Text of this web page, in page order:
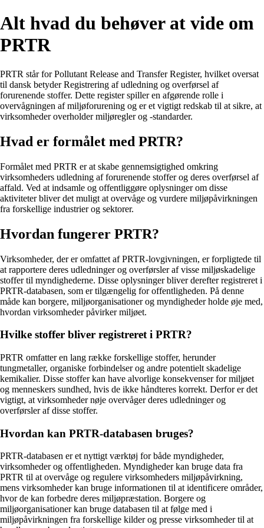
Alt hvad du behøver at vide om
PRTR
PRTR står for Pollutant Release and Transfer Register, hvilket oversat
til dansk betyder Registrering af udledning og overførsel af
forurenende stoffer. Dette register spiller en afgørende rolle i
overvågningen af miljøforurening og er et vigtigt redskab til at sikre, at
virksomheder overholder miljøregler og -standarder.
Hvad er formålet med PRTR?
Formålet med PRTR er at skabe gennemsigtighed omkring
virksomheders udledning af forurenende stoffer og deres overførsel af
affald. Ved at indsamle og offentliggøre oplysninger om disse
aktiviteter bliver det muligt at overvåge og vurdere miljøpåvirkningen
fra forskellige industrier og sektorer.
Hvordan fungerer PRTR?
Virksomheder, der er omfattet af PRTR-lovgivningen, er forpligtede til
at rapportere deres udledninger og overførsler af visse miljøskadelige
stoffer til myndighederne. Disse oplysninger bliver derefter registreret i
PRTR-databasen, som er tilgængelig for offentligheden. På denne
måde kan borgere, miljøorganisationer og myndigheder holde øje med,
hvordan virksomheder påvirker miljøet.
Hvilke stoffer bliver registreret i PRTR?
PRTR omfatter en lang række forskellige stoffer, herunder
tungmetaller, organiske forbindelser og andre potentielt skadelige
kemikalier. Disse stoffer kan have alvorlige konsekvenser for miljøet
og menneskers sundhed, hvis de ikke håndteres korrekt. Derfor er det
vigtigt, at virksomheder nøje overvåger deres udledninger og
overførsler af disse stoffer.
Hvordan kan PRTR-databasen bruges?
PRTR-databasen er et nyttigt værktøj for både myndigheder,
virksomheder og offentligheden. Myndigheder kan bruge data fra
PRTR til at overvåge og regulere virksomheders miljøpåvirkning,
mens virksomheder kan bruge informationen til at identificere områder,
hvor de kan forbedre deres miljøpræstation. Borgere og
miljøorganisationer kan bruge databasen til at følge med i
miljøpåvirkningen fra forskellige kilder og presse virksomheder til at